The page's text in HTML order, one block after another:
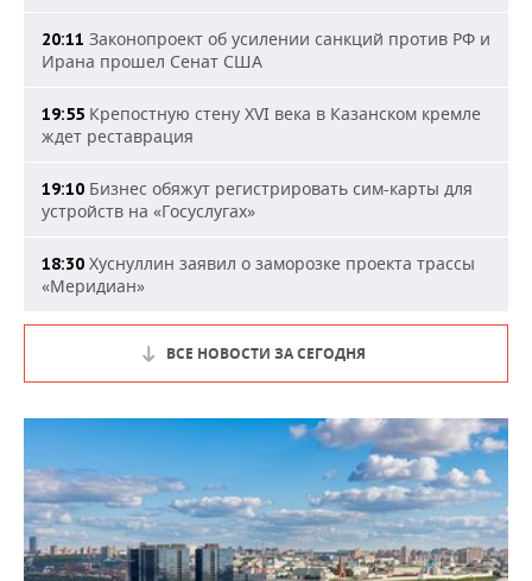
20:11 Законопроект об усилении санкций против РФ и
Ирана прошел Сенат США
19:55 Крепостную стену XVI века в Казанском кремле
ждет реставрация
19:10 Бизнес обяжут регистрировать сим-карты для
устройств на «Госуслугах»
18:30 Хуснуллин заявил о заморозке проекта трассы
«Меридиан»
ВСЕ НОВОСТИ ЗА СЕГОДНЯ